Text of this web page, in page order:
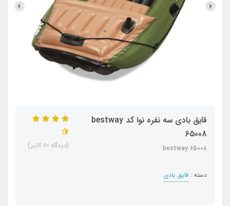
قایق بادی سه نفره نوا کد bestway
65008
bestway 65008
دسته : قایق بادی
(دیدگاه 60 کاربر)